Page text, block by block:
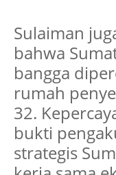
Sulaiman
bahwa
bangga
rumah
32.
bukti
strategis